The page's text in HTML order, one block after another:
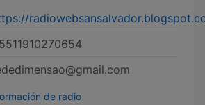
de radio